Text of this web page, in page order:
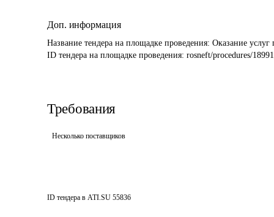
Доп. информация
Название тендера на площадке проведения: Оказание услуг
ID тендера на площадке проведения: rosneft/procedures/
Требования
Несколько поставщиков
ID тендера в ATI.SU 55836